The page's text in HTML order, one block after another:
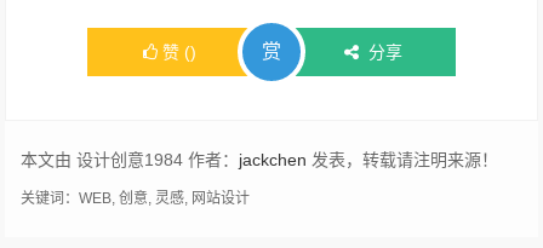
赞 () 赏 分享
本文由 设计创意1984 作者： jackchen 发表，转载请注明来源！
关键词：WEB,创意, 灵感, 网站设计